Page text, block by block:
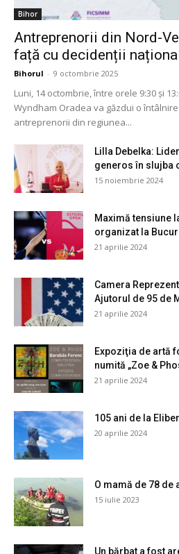
Bihor
Antreprenorii din Nord-
față cu decidenții
Bihorul - 9 octombrie 2025
Luni, 14 octombrie, între orele 9:30 și
Wyndham Oradea va găzdui o
antreprenorii din regiunea...
Lilla Debelka:
generos în slujba
15 noiembrie 2024
Maximă tensiune
organizat la
21 aprilie 2024
Camera
Ajutorul de 95 de
21 aprilie 2024
Expoziţia de artă
numită „Zoe &
21 aprilie 2024
105 ani de la
20 aprilie 2024
O mamă de 78 de
15 iulie 2023
Un bărbat a fost